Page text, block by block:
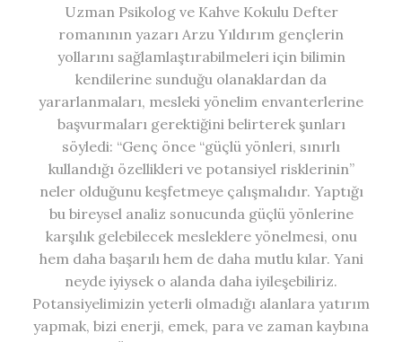
Uzman Psikolog ve Kahve Kokulu Defter
romanının yazarı Arzu Yıldırım gençlerin
yollarını sağlamlaştırabilmeleri için bilimin
kendilerine sunduğu olanaklardan da
yararlanmaları, mesleki yönelim envanterlerine
başvurmaları gerektiğini belirterek şunları
söyledi: “Genç önce “güçlü yönleri, sınırlı
kullandığı özellikleri ve potansiyel risklerinin”
neler olduğunu keşfetmeye çalışmalıdır. Yaptığı
bu bireysel analiz sonucunda güçlü yönlerine
karşılık gelebilecek mesleklere yönelmesi, onu
hem daha başarılı hem de daha mutlu kılar. Yani
neyde iyiysek o alanda daha iyileşebiliriz.
Potansiyelimizin yeterli olmadığı alanlara yatırım
yapmak, bizi enerji, emek, para ve zaman kaybına